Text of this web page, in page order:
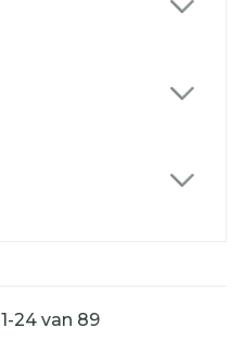
1-24van 89